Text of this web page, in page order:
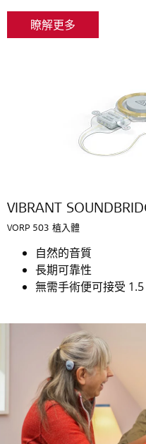
瞭解更多
VIBRANT
VORP 503 植入體
自然的音質
長期可靠性
無需手術便可接受